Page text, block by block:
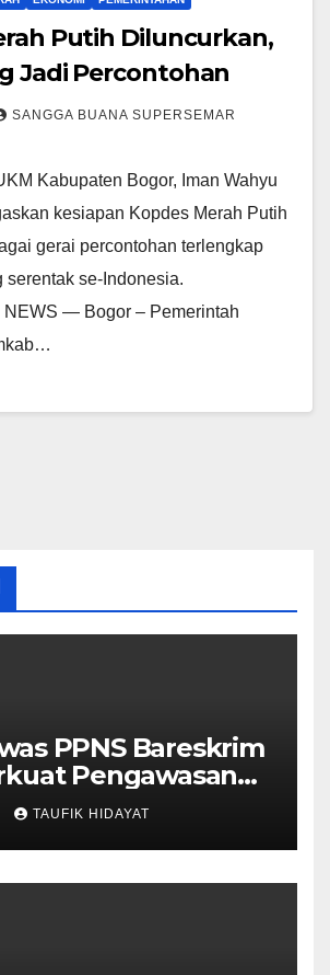
Putih Diluncurkan,
Jadi Percontohan
SANGGA BUANA SUPERSEMAR
Kabupaten Bogor, Iman Wahyu
kesiapan Kopdes Merah Putih
gerai percontohan terlengkap
serentak se-Indonesia.
— Bogor – Pemerintah
PPNS Bareskrim
Pengawasan
Penegakan
Profesional
TAUFIK HIDAYAT